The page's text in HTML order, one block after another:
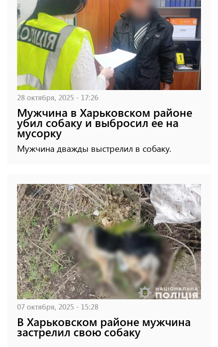
28 октября, 2025 - 17:26
Мужчина в Харьковском районе
убил собаку и выбросил ее на
мусорку
Мужчина дважды выстрелил в собаку.
07 октября, 2025 - 15:28
В Харьковском районе мужчина
застрелил свою собаку